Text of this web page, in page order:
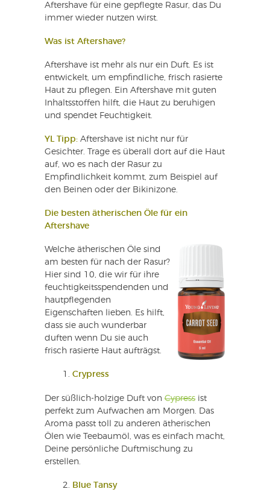
Aftershave für eine gepflegte Rasur, das Du
immer wieder nutzen wirst.
Was ist Aftershave?
Aftershave ist mehr als nur ein Duft. Es ist
entwickelt, um empfindliche, frisch rasierte
Haut zu pflegen. Ein Aftershave mit guten
Inhaltsstoffen hilft, die Haut zu beruhigen
und spendet Feuchtigkeit.
YL Tipp: Aftershave ist nicht nur für
Gesichter. Trage es überall dort auf die Haut
auf, wo es nach der Rasur zu
Empfindlichkeit kommt, zum Beispiel auf
den Beinen oder der Bikinizone.
Die besten ätherischen Öle für ein
Aftershave
Welche ätherischen Öle sind
am besten für nach der Rasur?
Hier sind 10, die wir für ihre
feuchtigkeitsspendenden und
hautpflegenden
Eigenschaften lieben. Es hilft,
dass sie auch wunderbar
duften wenn Du sie auch
frisch rasierte Haut aufträgst.
Crypress
Der süßlich-holzige Duft von Cypress ist
perfekt zum Aufwachen am Morgen. Das
Aroma passt toll zu anderen ätherischen
Ölen wie Teebaumöl, was es einfach macht,
Deine persönliche Duftmischung zu
erstellen.
Blue Tansy